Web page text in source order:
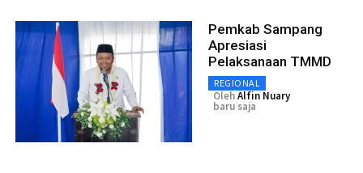
Pemkab Sampang
Apresiasi
Pelaksanaan TMMD
REGIONAL
OlehAlfin Nuary
baru saja